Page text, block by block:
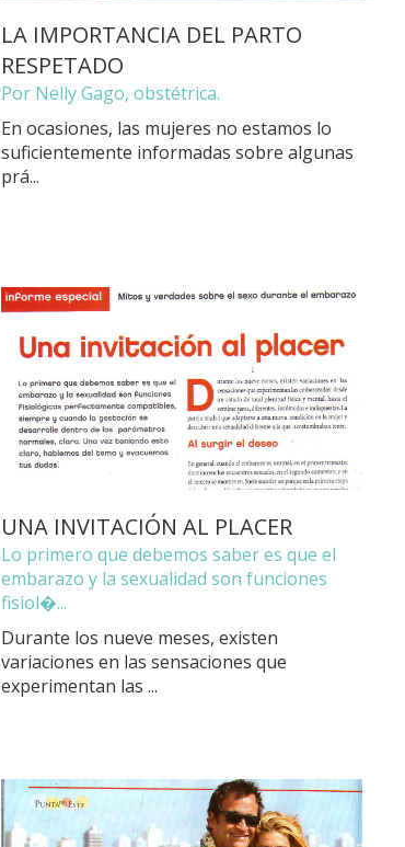
LA IMPORTANCIA DEL PARTO
RESPETADO
Por Nelly Gago, obstétrica.
En ocasiones, las mujeres no estamos lo
suficientemente informadas sobre algunas
prá...
UNA INVITACIÓN AL PLACER
Lo primero que debemos saber es que el
embarazo y la sexualidad son funciones
fisiol�...
Durante los nueve meses, existen
variaciones en las sensaciones que
experimentan las ...